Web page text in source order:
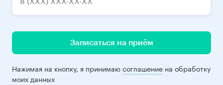
Записаться на приём
Нажимая на кнопку, я принимаюсоглашение на обработку
моих данных